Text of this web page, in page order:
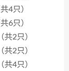
4只）
6只）
2只）
2只）
4只）